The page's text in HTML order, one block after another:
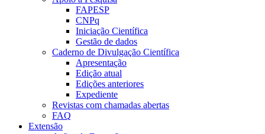
FAPESP
CNPq
Iniciação Científica
Gestão de dados
Caderno de Divulgação Científica
Apresentação
Edição atual
Edições anteriores
Expediente
Revistas com chamadas abertas
FAQ
Extensão